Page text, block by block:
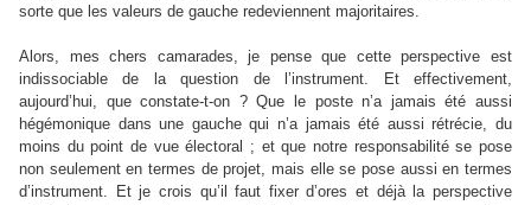
sorte que les valeurs de gauche redeviennent majoritaires.
Alors, mes chers camarades, je pense que cette perspective est
indissociable de la question de l’instrument. Et effectivement,
aujourd’hui, que constate-t-on ? Que le poste n’a jamais été aussi
hégémonique dans une gauche qui n’a jamais été aussi rétrécie, du
moins du point de vue électoral ; et que notre responsabilité se pose
non seulement en termes de projet, mais elle se pose aussi en termes
d’instrument. Et je crois qu’il faut fixer d’ores et déjà la perspective